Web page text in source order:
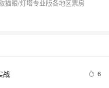
猫眼/灯塔专业版各地区票房
战 6